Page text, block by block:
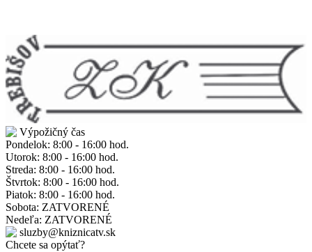
Výpožičný čas
Pondelok: 8:00 - 16:00 hod.
Utorok: 8:00 - 16:00 hod.
Streda: 8:00 - 16:00 hod.
Štvrtok: 8:00 - 16:00 hod.
Piatok: 8:00 - 16:00 hod.
Sobota: ZATVORENÉ
Nedeľa: ZATVORENÉ
sluzby@kniznicatv.sk
Chcete sa opýtať?